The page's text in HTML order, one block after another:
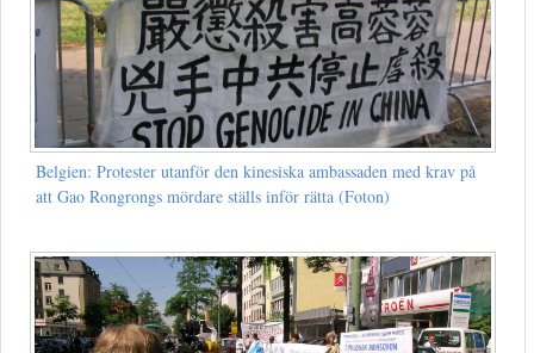
Belgien: Protester utanför den kinesiska ambassaden med krav på
att Gao Rongrongs mördare ställs inför rätta (Foton)